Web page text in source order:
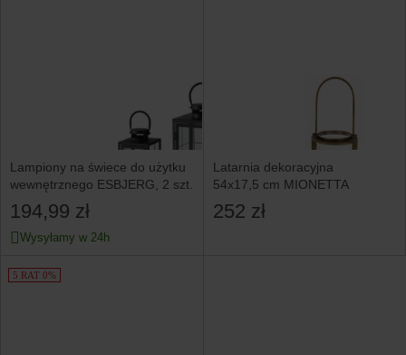
Lampiony na świece do użytku
wewnętrznego ESBJERG, 2 szt.
194,99 zł
Wysyłamy w 24h
Latarnia dekoracyjna
54x17,5 cm MIONETTA
252 zł
5 RAT 0%